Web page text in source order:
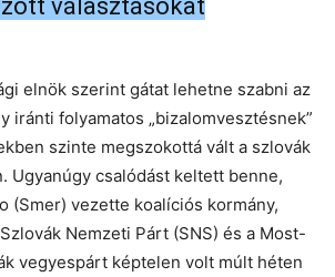
választásokat
elnök szerint gátat lehetne szabni az
iránti folyamatos „bizalomvesztésnek”
szinte megszokottá vált a szlovák
Ugyanúgy csalódást keltett benne,
(Smer) vezette koalíciós kormány,
Nemzeti Párt (SNS) és a Most-
vegyespárt képtelen volt múlt héten